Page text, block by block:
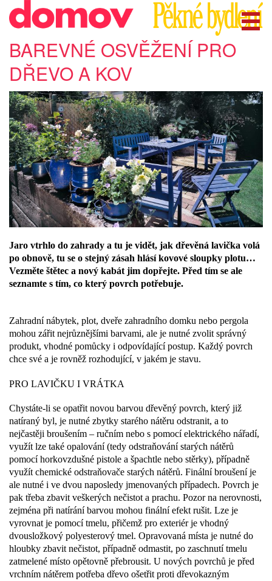
BAREVNÉ OSVĚŽENÍ PRO
DŘEVO A KOV
Jaro vtrhlo do zahrady a tu je vidět, jak dřevěná lavička volá
po obnově, tu se o stejný zásah hlásí kovové sloupky plotu…
Vezměte štětec a nový kabát jim dopřejte. Před tím se ale
seznamte s tím, co který povrch potřebuje.
Zahradní nábytek, plot, dveře zahradního domku nebo pergola
mohou zářit nejrůznějšími barvami, ale je nutné zvolit správný
produkt, vhodné pomůcky i odpovídající postup. Každý povrch
chce své a je rovněž rozhodující, v jakém je stavu.
PRO LAVIČKU I VRÁTKA
Chystáte-li se opatřit novou barvou dřevěný povrch, který již
natíraný byl, je nutné zbytky starého nátěru odstranit, a to
nejčastěji broušením – ručním nebo s pomocí elektrického nářadí,
využít lze také opalování (tedy odstraňování starých nátěrů
pomocí horkovzdušné pistole a špachtle nebo stěrky), případně
využít chemické odstraňovače starých nátěrů. Finální broušení je
ale nutné i ve dvou naposledy jmenovaných případech. Povrch je
pak třeba zbavit veškerých nečistot a prachu. Pozor na nerovnosti,
zejména při natírání barvou mohou finální efekt rušit. Lze je
vyrovnat je pomocí tmelu, přičemž pro exteriér je vhodný
dvousložkový polyesterový tmel. Opravovaná místa je nutné do
hloubky zbavit nečistot, případně odmastit, po zaschnutí tmelu
zatmelené místo opětovně přebrousit. U nových povrchů je před
vrchním nátěrem potřeba dřevo ošetřit proti dřevokazným